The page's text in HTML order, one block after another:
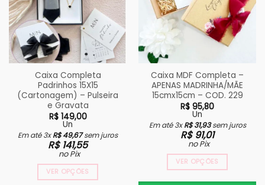
Caixa Completa
Padrinhos 15X15
(Cartonagem) – Pulseira
e Gravata
R$149,00
Un
Em até 3xR$49,67sem juros
R$141,55
no Pix
VER OPÇÕES
Caixa MDF Completa –
APENAS MADRINHA/MÃE
15cmx15cm – COD. 229
R$ 95,80
Un
Em até 3xR$31,93sem juros
R$91,01
no Pix
VER OPÇÕES